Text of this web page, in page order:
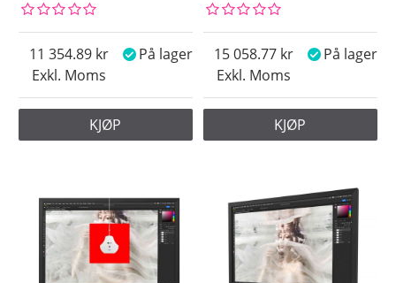
Exkl. Moms
11 354.89 På lager
KJØP
Exkl. Moms
15 058.77 På lager
KJØP